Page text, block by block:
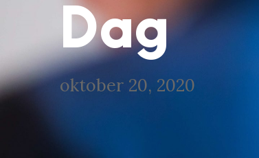
Dag
oktober 20, 2020